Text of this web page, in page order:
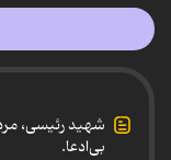
شهید رئیسی،
بی‌ادعا.